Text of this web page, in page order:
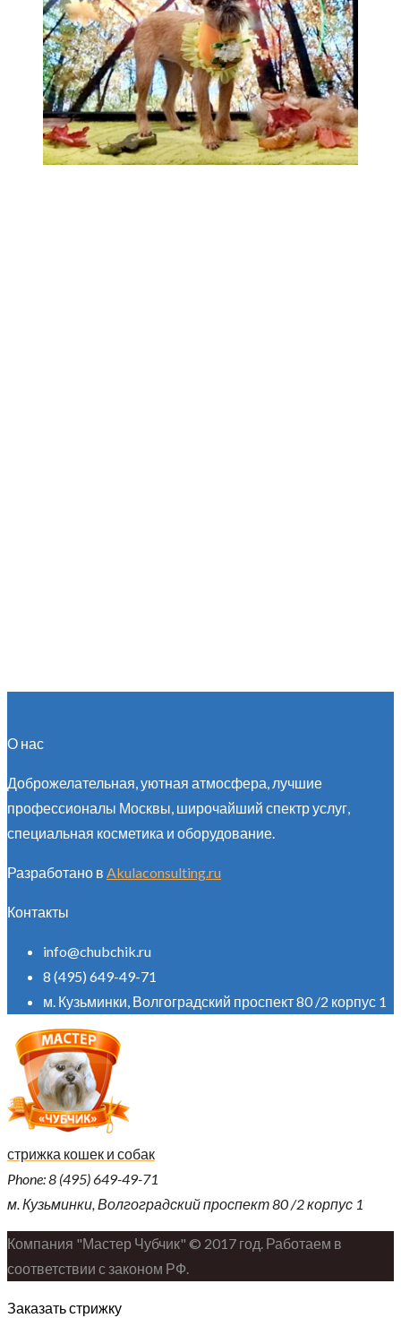
О нас
Доброжелательная, уютная атмосфера, лучшие
профессионалы Москвы, широчайший спектр услуг,
специальная косметика и оборудование.
Разработано в Akulaconsulting.ru
Контакты
info@chubchik.ru
8 (495) 649-49-71
м. Кузьминки, Волгоградский проспект 80 /2 корпус 1
стрижка кошек и собак
Phone: 8 (495) 649-49-71
м. Кузьминки, Волгоградский проспект 80 /2 корпус 1
Компания "Мастер Чубчик" © 2017 год. Работаем в
соответствии с законом РФ.
Заказать стрижку